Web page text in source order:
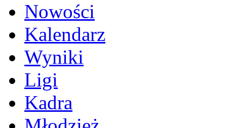
Nowości
Kalendarz
Wyniki
Ligi
Kadra